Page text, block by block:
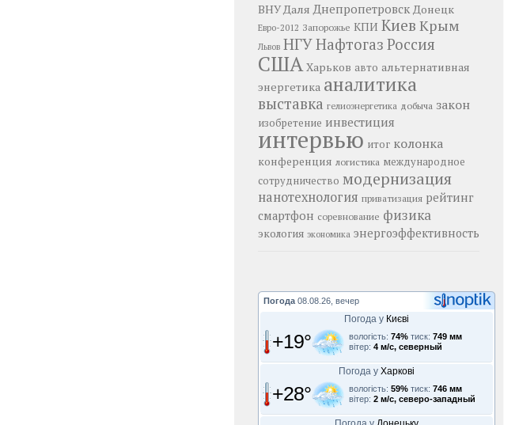
ВНУ Даля Днепропетровск Донецк
Евро-2012 Запорожье КПИ Киев Крым
Львов НГУНафтогаз Россия
США Харьков авто альтернативная
энергетика аналитика
выставка гелиоэнергетика добыча закон
изобретение инвестиция
интервью итог колонка
конференция логистика международное
сотрудничество модернизация
нанотехнология приватизация рейтинг
смартфон соревнование физика
экология экономика энергоэффективность
Погода 08.08.26, вечер
Погода у Києві
+19° вологість: 74% тиск: 749 мм
вітер: 4 м/с, северный
Погода у Харкові
+28° вологість: 59% тиск: 746 мм
вітер: 2 м/с, северо-западный